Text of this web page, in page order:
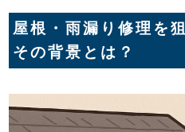
屋根・雨漏り修理を
その背景とは？